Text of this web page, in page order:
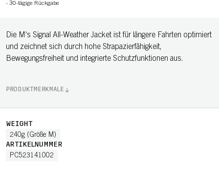
- 30-tägige Rückgabe
Die M's Signal All-Weather Jacket ist für längere Fahrten optimiert
und zeichnet sich durch hohe Strapazierfähigkeit,
Bewegungsfreiheit und integrierte Schutzfunktionen aus.
PRODUKTMERKMALE
WEIGHT
240g (Größe M)
ARTIKELNUMMER
PC523141002